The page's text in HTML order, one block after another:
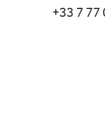
+33 7 77